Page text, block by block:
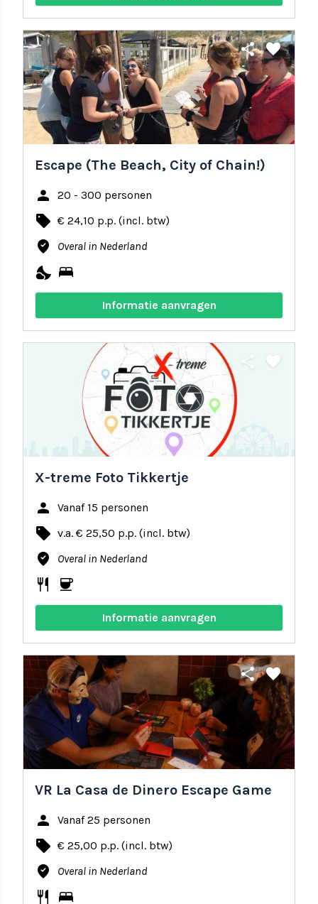
share favorite
Escape (The Beach, City of Chain!)
person 20 - 300 personen
local_offer € 24,10 p.p. (incl. btw)
where_to_vote Overal in Nederland
nights_stay bed
Informatie aanvragen
share favorite
X-treme Foto Tikkertje
person Vanaf 15 personen
local_offer v.a. € 25,50 p.p. (incl. btw)
where_to_vote Overal in Nederland
restaurant coffee
Informatie aanvragen
share favorite
VR La Casa de Dinero Escape Game
person Vanaf 25 personen
local_offer € 25,00 p.p. (incl. btw)
where_to_vote Overal in Nederland
restaurant bed